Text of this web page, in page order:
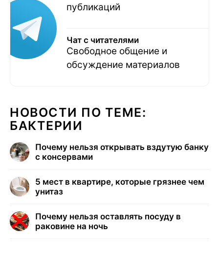
публикаций
Чат с читателями
Свободное общение и
обсуждение материалов
НОВОСТИ ПО ТЕМЕ:
БАКТЕРИИ
Почему нельзя открывать вздутую банку
с консервами
5 мест в квартире, которые грязнее чем
унитаз
Почему нельзя оставлять посуду в
раковине на ночь